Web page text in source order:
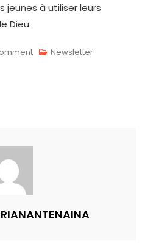
jeunes à utiliser leurs
Dieu.
Newsletter